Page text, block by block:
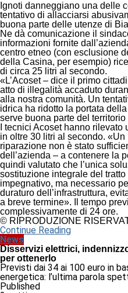
Ignoti danneggiano una delle
tentativo di allacciarsi
buona parte delle utenze di
Ne dà comunicazione il
informazioni fornite
centro etneo (con esclusione
della Casina, per esempio)
di circa 25 litri al secondo.
«L’Acoset – dice il primo
atto di illegalità accaduto
alla nostra comunità. Un
idrica ha ridotto la portata
serve buona parte del
I tecnici Acoset hanno
in oltre 30 litri al secondo.
riparazione non è stato
dell’azienda – a contenere la
quindi valutato che l’unica
sostituzione integrale del
impegnativo, ma necessario
duraturo dell’infrastruttura,
a breve termine». Il tempo
complessivamente di 24 ore.
© RIPRODUZIONE
Continue Reading
News
Disservizi elettrici,
per ottenerlo
Previsti dai 34 ai 100 euro in
energetica: l’ultima parola
Published